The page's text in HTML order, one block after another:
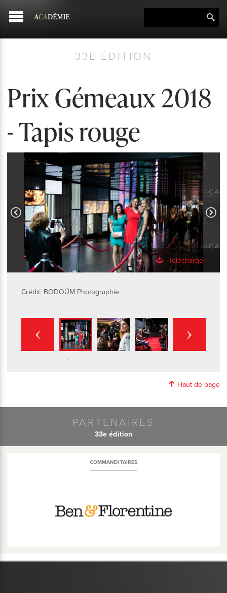
33E ÉDITION
Prix Gémeaux 2018
- Tapis rouge
Télécharger
Crédit: BODOÜM Photographie
Haut de page
PARTENAIRES
33e édition
COMMANDITAIRES